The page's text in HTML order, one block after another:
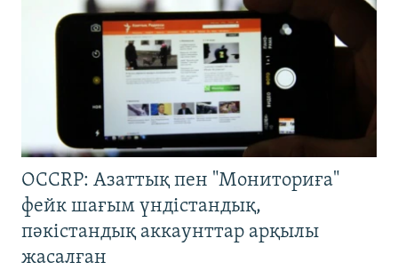
OCCRP: Азаттық пен "Мониториға"
фейк шағым үндістандық,
пәкістандық аккаунттар арқылы
жасалған